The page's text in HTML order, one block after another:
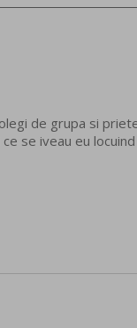
de grupa si
se iveau eu